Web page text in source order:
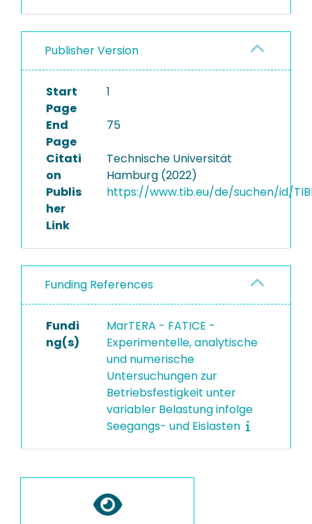
Publisher Version
Start
Page
1
End
Page
75
Citati
on
Technische Universität
Hamburg (2022)
Publis
her
Link
https://www.tib.eu/de/suchen/id/
Funding References
Fundi
ng(s)
MarTERA - FATICE -
Experimentelle, analytische
und numerische
Untersuchungen zur
Betriebsfestigkeit unter
variabler Belastung infolge
Seegangs- und Eislasten